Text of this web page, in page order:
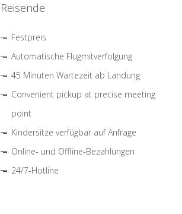
Reisende
Festpreis
Automatische Flugmitverfolgung
45 Minuten Wartezeit ab Landung
Convenient pickup at precise meeting
point
Kindersitze verfügbar auf Anfrage
Online- und Offline-Bezahlungen
24/7-Hotline